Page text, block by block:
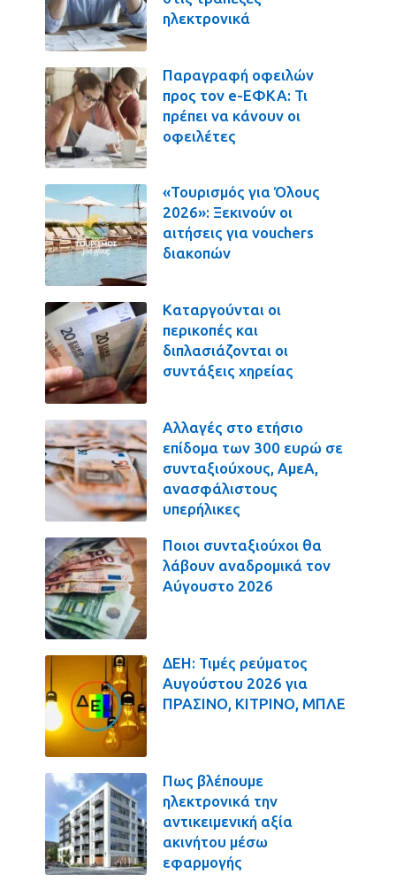
ηλεκτρονικά
Παραγραφή οφειλών
προς τον e-ΕΦΚΑ: Τι
πρέπει να κάνουν οι
οφειλέτες
«Τουρισμός για Όλους
2026»: Ξεκινούν οι
αιτήσεις για vouchers
διακοπών
Καταργούνται οι
περικοπές και
διπλασιάζονται οι
συντάξεις χηρείας
Αλλαγές στο ετήσιο
επίδομα των 300 ευρώ σε
συνταξιούχους, ΑμεΑ,
ανασφάλιστους
υπερήλικες
Ποιοι συνταξιούχοι θα
λάβουν αναδρομικά τον
Αύγουστο 2026
ΔΕΗ: Τιμές ρεύματος
Αυγούστου 2026 για
ΠΡΑΣΙΝΟ, ΚΙΤΡΙΝΟ, ΜΠΛΕ
Πως βλέπουμε
ηλεκτρονικά την
αντικειμενική αξία
ακινήτου μέσω
εφαρμογής